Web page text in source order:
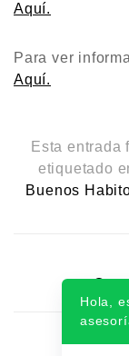
Aquí.
Para ver
Aquí.
Esta entrada
etiquetado
Buenos
Hola,